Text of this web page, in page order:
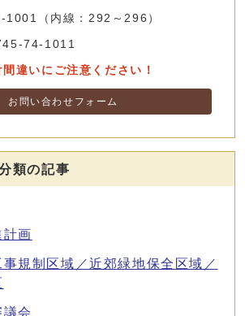
（内線：292～296）
74-1011
違いにご注意ください！
お問い合わせフォーム
類の記事
画
規制区域／近郊緑地保全区域／
会